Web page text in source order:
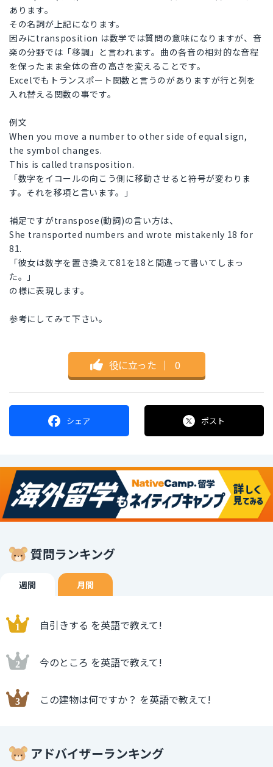
あります。
その名詞が上記になります。
因みにtransposition は数学では質問の意味になりますが、音
楽の分野では「移調」と言われます。曲の各音の相対的な音程
を保ったまま全体の音の高さを変えることです。
Excelでもトランスポート関数と言うのがありますが行と列を
入れ替える関数の事です。
例文
When you move a number to other side of equal sign,
the symbol changes.
This is called transposition.
「数字をイコールの向こう側に移動させると符号が変わりま
す。それを移項と言います。」
補足ですがtranspose(動詞)の言い方は、
She transported numbers and wrote mistakenly 18 for
81.
「彼女は数字を置き換えて81を18と間違って書いてしまっ
た。」
の様に表現します。
参考にしてみて下さい。
役に立った ｜ 0
シェア ポスト
質問ランキング
週間 月間
自引きする を英語で教えて!
今のところ を英語で教えて!
この建物は何ですか？ を英語で教えて!
アドバイザーランキング